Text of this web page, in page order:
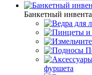
Банкетный
фуршета